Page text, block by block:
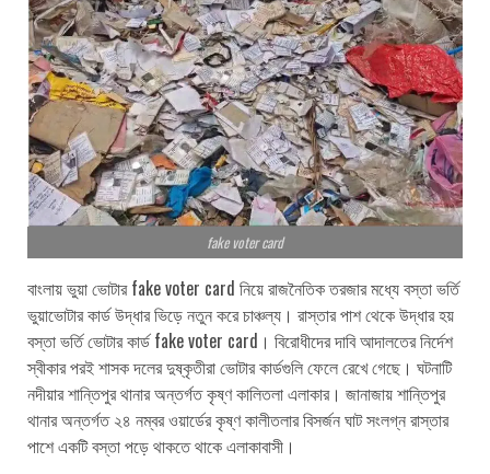
fake voter card
বাংলায় ভুয়া ভোটার fake voter card নিয়ে রাজনৈতিক তরজার মধ্যে বস্তা ভর্তি
ভুয়াভোটার কার্ড উদ্ধার ভিড়ে নতুন করে চাঞ্চল্য। রাস্তার পাশ থেকে উদ্ধার হয়
বস্তা ভর্তি ভোটার কার্ড fake voter card। বিরোধীদের দাবি আদালতের নির্দেশ
স্বীকার পরই শাসক দলের দুষ্কৃতীরা ভোটার কার্ডগুলি ফেলে রেখে গেছে। ঘটনাটি
নদীয়ার শান্তিপুর থানার অন্তর্গত কৃষ্ণ কালিতলা এলাকার। জানাজায় শান্তিপুর
থানার অন্তর্গত ২৪ নম্বর ওয়ার্ডের কৃষ্ণ কালীতলার বিসর্জন ঘাট সংলগ্ন রাস্তার
পাশে একটি বস্তা পড়ে থাকতে থাকে এলাকাবাসী।